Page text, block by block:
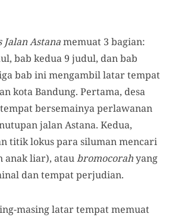
Astanamemuat 3 bagian:
bab kedua 9 judul, dan bab
bab ini mengambil latar tempat
kota Bandung. Pertama, desa
bersemainya perlawanan
jalan Astana. Kedua,
titik lokus para siluman mencari
anak liar), ataubromocorahyang
dan tempat perjudian.
masing latar tempat memuat